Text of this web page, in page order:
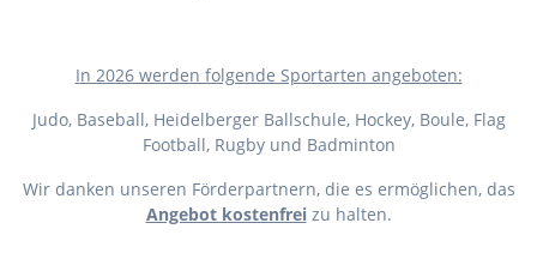
In 2026 werden folgende Sportarten angeboten:
Judo, Baseball, Heidelberger Ballschule, Hockey, Boule, Flag
Football, Rugby und Badminton
Wir danken unseren Förderpartnern, die es ermöglichen, das
Angebot kostenfreizu halten.